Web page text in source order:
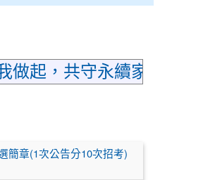
起，共守永續家園
簡章(1次公告分10次招考)